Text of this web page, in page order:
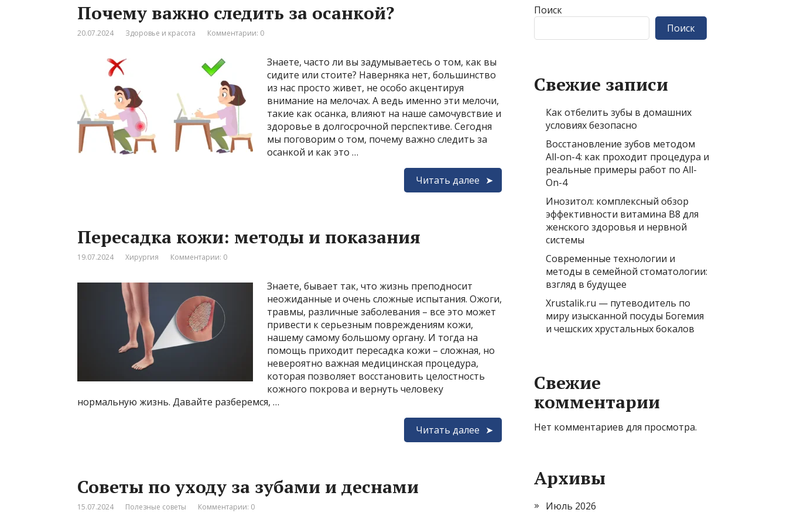
Почему важно следить за осанкой?
20.07.2024 Здоровье и красота Комментарии: 0
Знаете, часто ли вы задумываетесь о том, как вы
сидите или стоите? Наверняка нет, большинство
из нас просто живет, не особо акцентируя
внимание на мелочах. А ведь именно эти мелочи,
такие как осанка, влияют на наше самочувствие и
здоровье в долгосрочной перспективе. Сегодня
мы поговорим о том, почему важно следить за
осанкой и как это …
Читать далее
Пересадка кожи: методы и показания
19.07.2024 Хирургия Комментарии: 0
Знаете, бывает так, что жизнь преподносит
неожиданные и очень сложные испытания. Ожоги,
травмы, различные заболевания – все это может
привести к серьезным повреждениям кожи,
нашему самому большому органу. И тогда на
помощь приходит пересадка кожи – сложная, но
невероятно важная медицинская процедура,
которая позволяет восстановить целостность
кожного покрова и вернуть человеку
нормальную жизнь. Давайте разберемся, …
Читать далее
Советы по уходу за зубами и деснами
15.07.2024 Полезные советы Комментарии: 0
Поиск
Поиск
Свежие записи
Как отбелить зубы в домашних
условиях безопасно
Восстановление зубов методом
All-on-4: как проходит процедура и
реальные примеры работ по All-
On-4
Инозитол: комплексный обзор
эффективности витамина B8 для
женского здоровья и нервной
системы
Современные технологии и
методы в семейной стоматологии:
взгляд в будущее
Xrustalik.ru — путеводитель по
миру изысканной посуды Богемия
и чешских хрустальных бокалов
Свежие
комментарии
Нет комментариев для просмотра.
Архивы
Июль 2026